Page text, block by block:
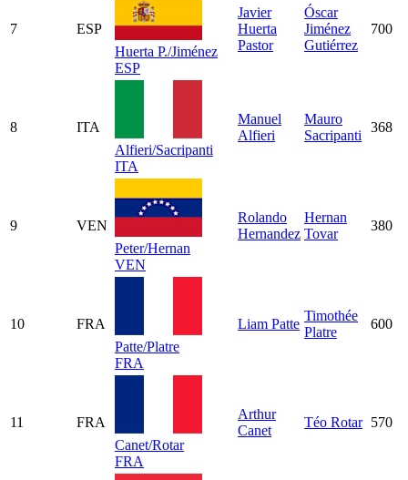
7
ESP
Huerta P./Jiménez
ESP
Javier
Huerta
Pastor
Óscar
Jiménez
Gutiérrez
700
8
ITA
Alfieri/Sacripanti
ITA
Manuel
Alfieri
Mauro
Sacripanti
368
9
VEN
Peter/Hernan
VEN
Rolando
Hernandez
Hernan
Tovar
380
10
FRA
Patte/Platre
FRA
Liam Patte
Timothée
Platre
600
11
FRA
Canet/Rotar
FRA
Arthur
Canet
Téo Rotar 570